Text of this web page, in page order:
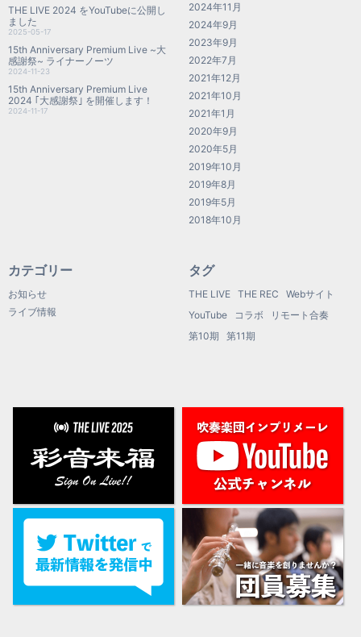
THE LIVE 2024 をYouTubeに公開し
ました
2025-05-17
15th Anniversary Premium Live ~大
感謝祭~ ライナーノーツ
2024-11-23
15th Anniversary Premium Live
2024 ｢大感謝祭｣ を開催します！
2024-11-17
2024年11月
2024年9月
2023年9月
2022年7月
2021年12月
2021年10月
2021年1月
2020年9月
2020年5月
2019年10月
2019年8月
2019年5月
2018年10月
カテゴリー
お知らせ
ライブ情報
タグ
THE LIVE THE REC
Webサイト
YouTube
コラボ
リモート合奏
第10期
第11期